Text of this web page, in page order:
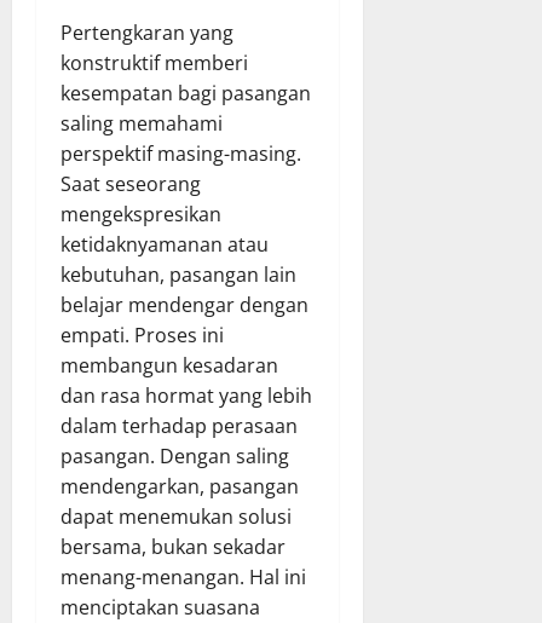
Pertengkaran yang
konstruktif memberi
kesempatan bagi pasangan
saling memahami
perspektif masing-masing.
Saat seseorang
mengekspresikan
ketidaknyamanan atau
kebutuhan, pasangan lain
belajar mendengar dengan
empati. Proses ini
membangun kesadaran
dan rasa hormat yang lebih
dalam terhadap perasaan
pasangan. Dengan saling
mendengarkan, pasangan
dapat menemukan solusi
bersama, bukan sekadar
menang-menangan. Hal ini
menciptakan suasana